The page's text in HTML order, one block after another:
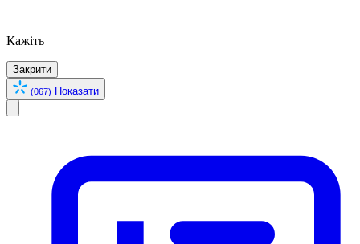
Кажіть
Закрити
(067) Показати